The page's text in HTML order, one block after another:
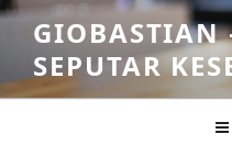
Skip
content
GIOBASTIAN
SEPUTAR